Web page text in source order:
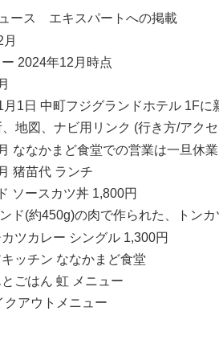
ース エキスパートへの掲載
ー 2024年12月時点
月1日 中町フジグランドホテル 1Fに
地図、ナビ用リンク (行き方/アク
ななかまど食堂での営業は一旦休業
猪苗代 ランチ
ソースカツ丼 1,800円
ド(約450g)の肉で作られた、トン
カツカレー シングル 1,300円
ッチン ななかまど食堂
ごはん 虹 メニュー
クアウトメニュー